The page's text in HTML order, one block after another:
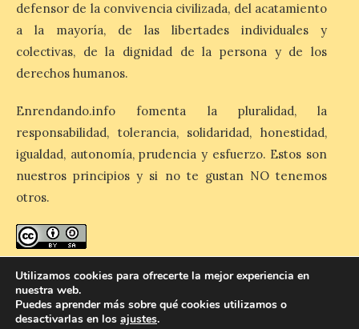
El eclipse genera un boom
de reservas hoteleras y
precios desorbitados,
7 Ago 2026
Asturias lidera el impacto
del fenómeno, con el
auge de la demanda redefine la
planificación: reservas más anticipadas y
estancias más breves en torno al evento.
Madrid, 7 agosto de […]
defensor de la convivencia civilizada, del acatamiento
a la mayoría, de las libertades individuales y
colectivas, de la dignidad de la persona y de los
derechos humanos.
Enrendando.info fomenta la pluralidad, la
responsabilidad, tolerancia, solidaridad, honestidad,
igualdad, autonomía, prudencia y esfuerzo. Estos son
nuestros principios y si no te gustan NO tenemos
otros.
Reconocimiento-CompartirIgual 4.0 Internacional
Utilizamos cookies para ofrecerte la mejor experiencia en
nuestra web.
Puedes aprender más sobre qué cookies utilizamos o
desactivarlas en los ajustes.